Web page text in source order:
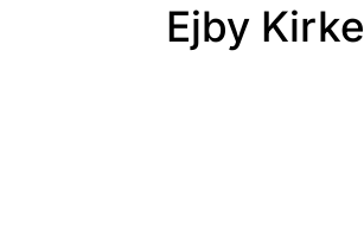
Ejby Kirke